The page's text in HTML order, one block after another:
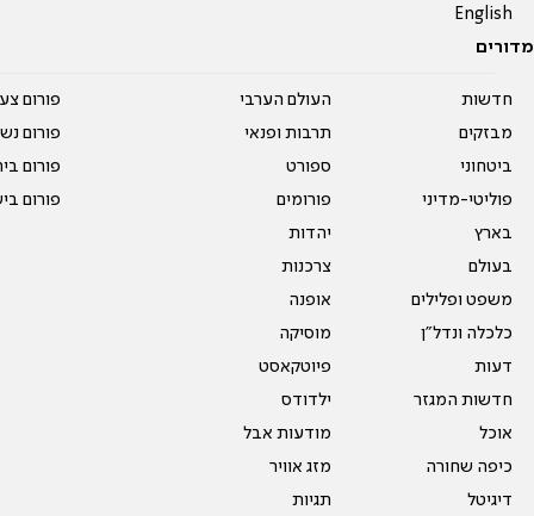
English
מדורים
חדשות
מבזקים
ביטחוני
פוליטי-מדיני
בארץ
בעולם
משפט ופלילים
כלכלה ונדל"ן
דעות
חדשות המגזר
אוכל
כיפה שחורה
דיגיטל
העולם הערבי
תרבות ופנאי
ספורט
פורומים
יהדות
צרכנות
אופנה
מוסיקה
פיוטקאסט
ילדודס
מודעות אבל
מזג אוויר
תגיות
פורום
פורום
פורום
פורום